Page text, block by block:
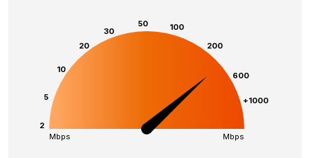
2
5
10
20
30
50
100
200
600
+1000
Mbps Mbps